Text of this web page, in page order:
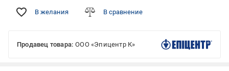
В желания В сравнение
Продавец товара: ООО «Эпицентр К»